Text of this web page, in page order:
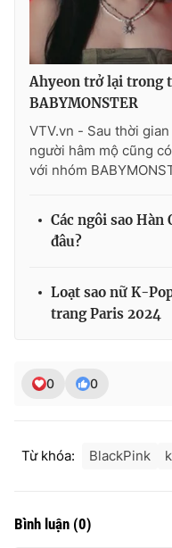
Ahyeon trở lại trong
BABYMONSTER
VTV.vn - Sau thời
người hâm mộ cũng
với nhóm
Các ngôi sao Hàn
đâu?
Loạt sao nữ K-
trang Paris 2024
0 0
Từ khóa: BlackPink
Bình luận (0)